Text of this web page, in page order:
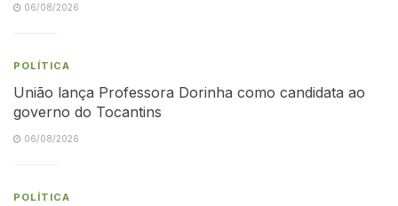
06/08/2026
POLÍTICA
União lança Professora Dorinha como candidata ao
governo do Tocantins
06/08/2026
POLÍTICA